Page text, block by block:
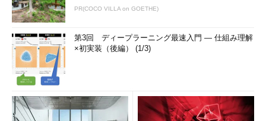
PR(COCO VILLA on GOETHE)
第3回 ディープラーニング最速入門 ― 仕組み理解
×初実装（後編） (1/3)